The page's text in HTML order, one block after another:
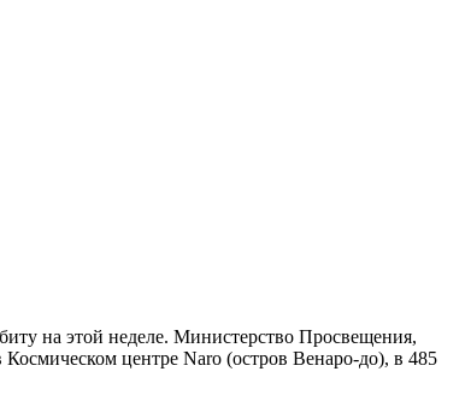
на этой неделе. Министерство Просвещения,
центре Naro (остров Венаро-до), в 485